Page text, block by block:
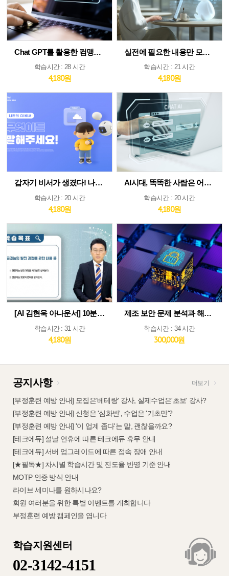
Chat GPT를 활용한 컴맹도 쉬운 AI
학습시간 : 28 시간
4,180원
실전에 필요한 내용만 모았다! ChatGPT&AI 툴 활용 가이드
학습시간 : 21 시간
4,180원
갑자기 비서가 생겼다! 나만의 AI인턴 활용법
학습시간 : 20 시간
4,180원
AI시대, 똑똑한 사람은 어떻게 생각하고 질문하는가
학습시간 : 20 시간
4,180원
[AI 김현욱 아나운서] 10분이면 따라하는 직장인 ChatGPT 바이블
학습시간 : 31 시간
4,180원
제조 보안 문제 분석과 해법 : IEC 62443 분석 및 구축 전략 집중 분석
학습시간 : 34 시간
300,000원
공지사항 더보기
[부정훈련 예방 안내] 모집은'베테랑' 강사, 실제수업은'초보' 강사?
[부정훈련 예방 안내] 신청은 '심화반', 수업은 '기초만'?
[부정훈련 예방 안내] '이 업계 좁다'는 말, 괜찮을까요?
[테크에듀] 설날 연휴에 따른 테크에듀 휴무 안내
[테크에듀] 서버 업그레이드에 따른 접속 장애 안내
[★필독★] 차시별 학습시간 및 진도율 반영 기준 안내
MOTP 인증 방식 안내
라이브 세미나를 원하시나요?
회원 여러분을 위한 특별 이벤트를 개최합니다
부정훈련 예방 캠페인을 엽니다
학습지원센터
02-3142-4151